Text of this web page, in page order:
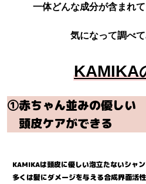
一体どんな成分が含まれ
気になって調べて
KAMIKA
①赤ちゃん並みの優しい
頭皮ケアができる
KAMIKAは頭皮に優しい泡立たないシャ
多くは髪にダメージを与える合成界面活